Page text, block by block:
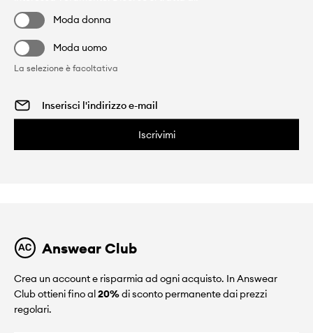
Moda donna
Moda uomo
La selezione è facoltativa
Iscrivimi
Answear Club
Crea un account e risparmia ad ogni acquisto. In Answear
Club ottieni fino al20%di sconto permanente dai prezzi
regolari.